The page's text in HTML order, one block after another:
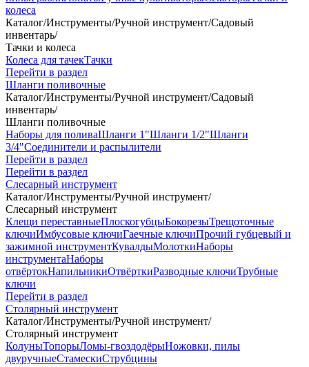
колеса
Каталог/Инструменты/Ручной инструмент/Садовый
инвентарь/
Тачки и колеса
Колеса для тачекТачки
Перейти в раздел
Шланги поливочные
Каталог/Инструменты/Ручной инструмент/Садовый
инвентарь/
Шланги поливочные
Наборы для поливаШланги 1"Шланги 1/2"Шланги
3/4"Соединители и распылители
Перейти в раздел
Перейти в раздел
Слесарный инструмент
Каталог/Инструменты/Ручной инструмент/
Слесарный инструмент
Клещи переставныеПлоскогубцыБокорезыТрещоточные
ключиИмбусовые ключиГаечные ключиПрочий губцевый и
зажимной инструментКувалдыМолоткиНаборы
инструментаНаборы
отвёртокНапильникиОтвёрткиРазводные ключиТрубные
ключи
Перейти в раздел
Столярный инструмент
Каталог/Инструменты/Ручной инструмент/
Столярный инструмент
КолуныТопорыЛомы-гвоздодёрыНожовки, пилы
двуручныеСтамескиСтрубцины